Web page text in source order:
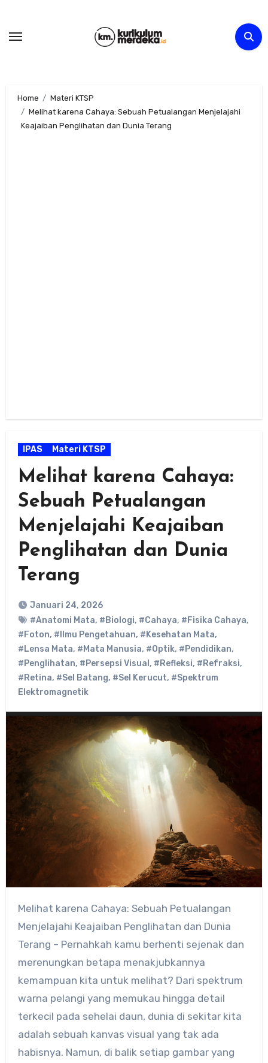
content
Home
Materi KTSP
Melihat karena Cahaya: Sebuah Petualangan Menjelajahi
Keajaiban Penglihatan dan Dunia Terang
IPAS Materi KTSP
Melihat karena Cahaya:
Sebuah Petualangan
Menjelajahi Keajaiban
Penglihatan dan Dunia
Terang
Januari 24, 2026
#Anatomi Mata, #Biologi, #Cahaya, #Fisika Cahaya,
#Foton, #Ilmu Pengetahuan, #Kesehatan Mata,
#Lensa Mata, #Mata Manusia, #Optik, #Pendidikan,
#Penglihatan, #Persepsi Visual , #Refleksi, #Refraksi,
#Retina, #Sel Batang, #Sel Kerucut, #Spektrum
Elektromagnetik
Melihat karena Cahaya: Sebuah Petualangan
Menjelajahi Keajaiban Penglihatan dan Dunia
Terang – Pernahkah kamu berhenti sejenak dan
merenungkan betapa menakjubkannya
kemampuan kita untuk melihat? Dari spektrum
warna pelangi yang memukau hingga detail
terkecil pada sehelai daun, dunia di sekitar kita
adalah sebuah kanvas visual yang tak ada
habisnya. Namun, di balik setiap gambar yang